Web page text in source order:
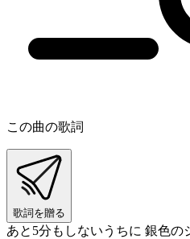
この曲の歌詞
歌詞を贈る
あと5分もしないうちに 銀色の